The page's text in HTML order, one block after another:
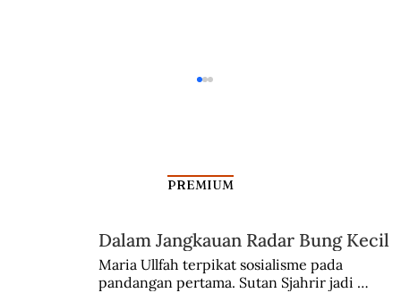
Kisah Leluhur Ahmad Subardjo
PREMIUM
Dalam Jangkauan Radar Bung Kecil
Maria Ullfah terpikat sosialisme pada
pandangan pertama. Sutan Sjahrir jadi